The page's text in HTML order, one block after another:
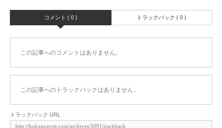
コメント ( 0 ) トラックバック ( 0 )
この記事へのコメントはありません。
この記事へのトラックバックはありません。
トラックバック URL